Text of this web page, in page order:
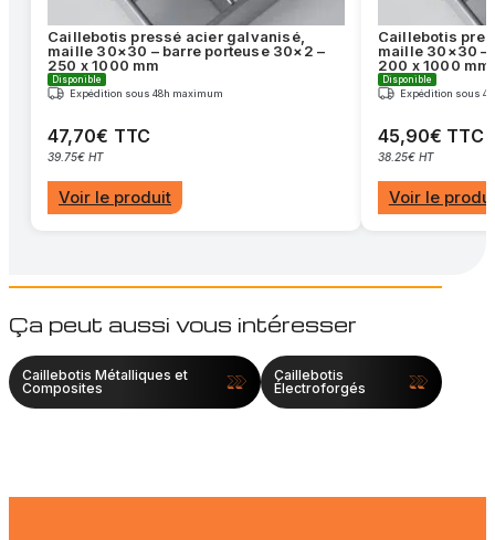
Caillebotis pressé acier galvanisé,
maille 30×30 – barre porteuse 30×2 –
250 x 1000 mm
Disponible
Expédition sous 48h maximum
47,70€ TTC
39.75€ HT
Voir le produit
Caillebotis
maille 30×30 –
200 x 1000 mm
Disponible
Expédition sous
45,90€ TTC
38.25€ HT
Voir le
Ça peut aussi vous intéresser
Caillebotis Métalliques et
Composites
Caillebotis
Électroforgés